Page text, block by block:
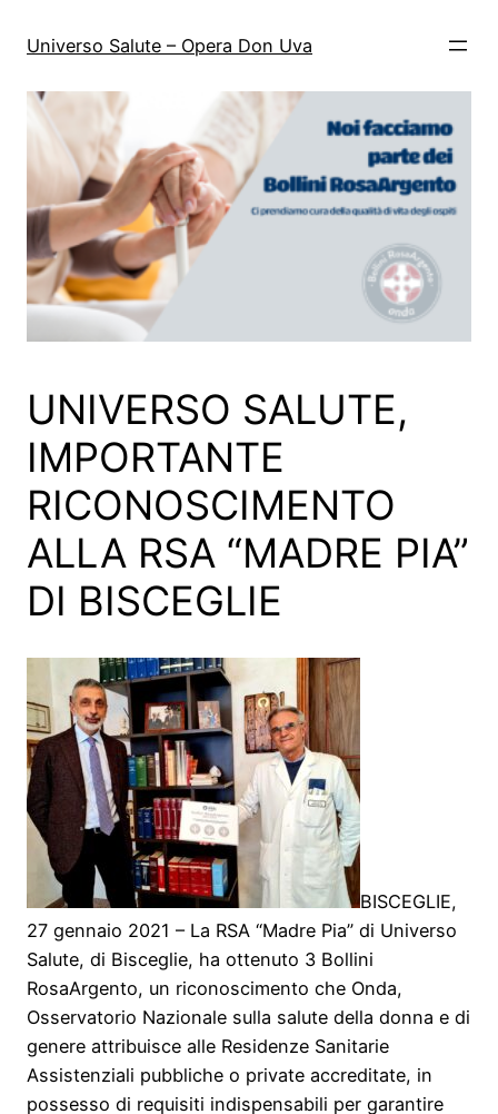
Universo Salute – Opera Don Uva
UNIVERSO SALUTE,
IMPORTANTE
RICONOSCIMENTO
ALLA RSA “MADRE PIA”
DI BISCEGLIE
BISCEGLIE,
27 gennaio 2021 – La RSA “Madre Pia” di Universo
Salute, di Bisceglie, ha ottenuto 3 Bollini
RosaArgento, un riconoscimento che Onda,
Osservatorio Nazionale sulla salute della donna e di
genere attribuisce alle Residenze Sanitarie
Assistenziali pubbliche o private accreditate, in
possesso di requisiti indispensabili per garantire